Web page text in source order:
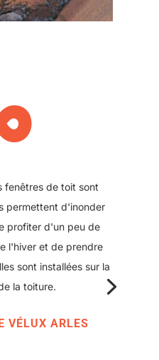
ou encore sur
ils peuvent lors
être remplacés
Initialement conçu en
permet d'alléger la
par la suite du
distante.